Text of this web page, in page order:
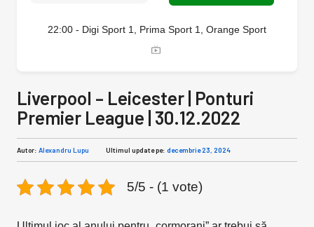
22:00 - Digi Sport 1, Prima Sport 1, Orange Sport
Liverpool – Leicester | Ponturi
Premier League | 30.12.2022
Autor: Alexandru Lupu Ultimul update pe: decembrie 23, 2024
5/5 - (1 vote)